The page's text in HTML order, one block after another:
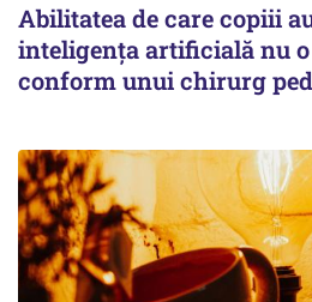
Abilitatea de care copiii
inteligența artificială nu
conform unui chirurg